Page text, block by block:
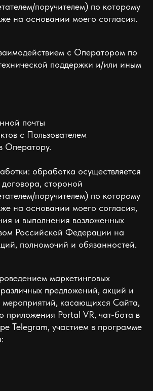
поручителем) по которому
на основании моего согласия.
с Оператором по
поддержки и/или иным
почты
с Пользователем
Оператору.
обработка осуществляется
стороной
поручителем) по которому
на основании моего согласия,
и выполнения возложенных
Российской Федерации на
полномочий и обязанностей.
маркетинговых
предложений, акций и
мероприятий, касающихся Сайта,
приложения Portal VR, чат-бота в
Telegram, участием в программе